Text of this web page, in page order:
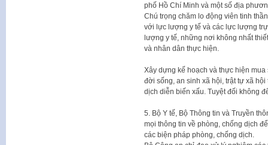
phố Hồ Chí Minh và một số địa
Chú trọng chăm lo động viên tinh
với lực lượng y tế và các lực lượng
lượng y tế, những nơi không nhất
và nhân dân thực hiện.
Xây dựng kế hoạch và thực hiện
đời sống, an sinh xã hội, trật tự xã
dịch diễn biến xấu. Tuyệt đối không
5. Bộ Y tế, Bộ Thông tin và Truyền
mọi thông tin về phòng, chống dịch
các biện pháp phòng, chống dịch.